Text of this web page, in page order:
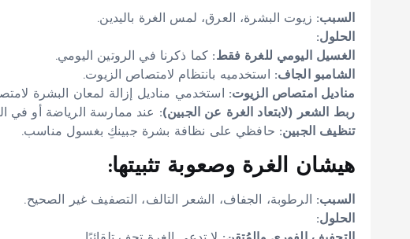
السبب: زيوت البشرة، العرق، لمس الغرة باليدين.
الحلول:
الغسيل اليومي للغرة فقط: كما ذكرنا في الروتين اليومي.
الشامبو الجاف: استخدميه بانتظام لامتصاص الزيوت.
مناديل امتصاص الزيوت: استخدمي مناديل إزالة لمعان البشرة
ربط الشعر (لابتعاد الغرة عن الجبين): عند ممارسة الرياضة أو في
تنظيف الجبين: حافظي على نظافة بشرة جبينكِ بغسول مناسب.
هيشان الغرة وصعوبة تثبيتها:
السبب: الرطوبة، الجفاف، الشعر التالف، التصفيف غير الصحيح.
الحلول: